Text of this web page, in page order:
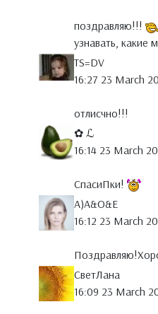
поздравляю!!!
узнавать, какие
TS=DV
16:27 23 March
отлисчно!!!
✿ ℒ
16:14 23 March
СпасиПки!
A)A&O&E
16:12 23 March
СветЛана
16:09 23 March